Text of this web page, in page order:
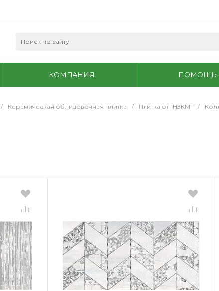
КОМПАНИЯ ПОМОЩЬ
/ Керамическая облицовочная плитка / Плитка от "НЗКМ" /